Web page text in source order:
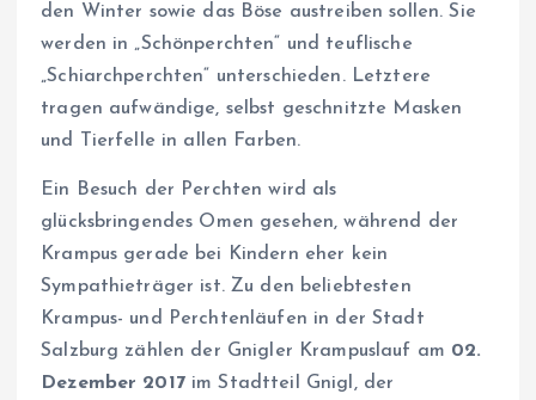
den Winter sowie das Böse austreiben sollen. Sie
werden in „Schönperchten“ und teuflische
„Schiarchperchten“ unterschieden. Letztere
tragen aufwändige, selbst geschnitzte Masken
und Tierfelle in allen Farben.
Ein Besuch der Perchten wird als
glücksbringendes Omen gesehen, während der
Krampus gerade bei Kindern eher kein
Sympathieträger ist. Zu den beliebtesten
Krampus- und Perchtenläufen in der Stadt
Salzburg zählen der Gnigler Krampuslauf am 02.
Dezember 2017im Stadtteil Gnigl, der